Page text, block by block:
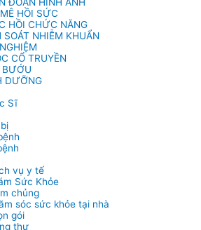
HỒI SỨC
HỒI CHỨC NĂNG
SOÁT NHIỄM KHUẨN
CỔ TRUYỀN
BƯỚU
DƯỠNG
Sĩ
vụ y tế
Sức Khỏe
chủng
sóc sức khỏe tại nhà
gói
thư